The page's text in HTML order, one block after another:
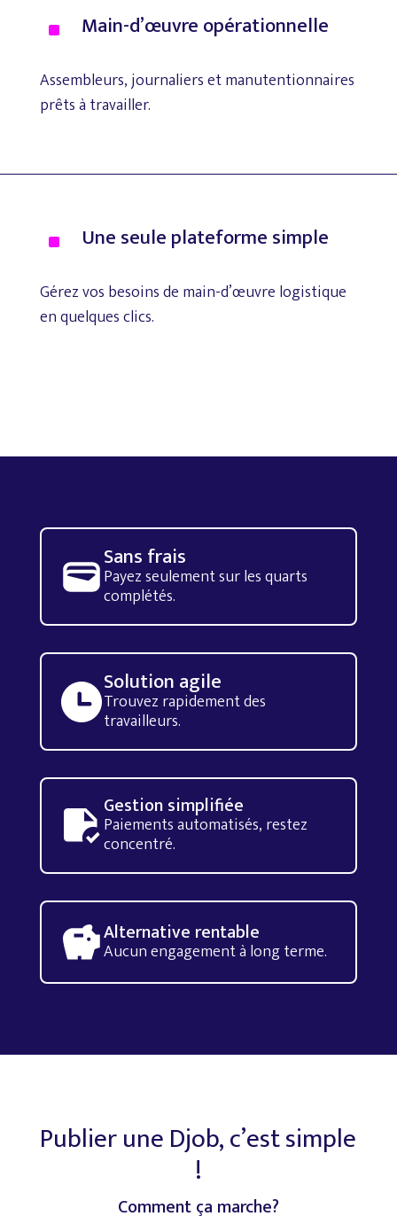
^ Main-d’œuvreopérationnelle
Assembleurs,journaliersetmanutentionnaires
prêtsà travailler.
^ Uneseuleplateformesimple
Gérezvos besoinsde main-d’œuvre logistique
enquelquesclics.
Sans frais
Payez seulement sur les quarts
complétés.
Solution agile
Trouvez rapidement des
travailleurs.
Gestion simplifiée
Paiements automatisés, restez
concentré.
Alternative rentable
Aucun engagement à long terme.
PublieruneDjob,c’estsimple
!
Commentça marche?